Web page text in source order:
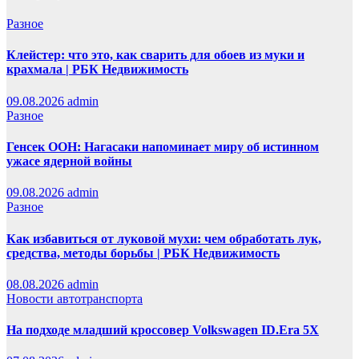
Разное
Клейстер: что это, как сварить для обоев из муки и
крахмала | РБК Недвижимость
09.08.2026 admin
Разное
Генсек ООН: Нагасаки напоминает миру об истинном
ужасе ядерной войны
09.08.2026 admin
Разное
Как избавиться от луковой мухи: чем обработать лук,
средства, методы борьбы | РБК Недвижимость
08.08.2026 admin
Новости автотранспорта
На подходе младший кроссовер Volkswagen ID.Era 5X